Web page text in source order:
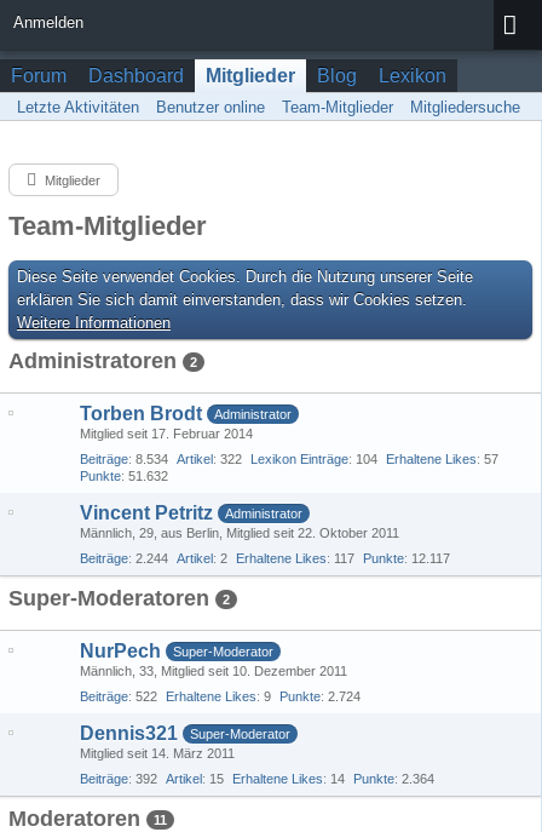
Anmelden
Forum Dashboard Mitglieder Blog Lexikon
Letzte Aktivitäten Benutzer online Team-Mitglieder Mitgliedersuche
Mitglieder
Team-Mitglieder
Diese Seite verwendet Cookies. Durch die Nutzung unserer Seite
erklären Sie sich damit einverstanden, dass wir Cookies setzen.
Weitere Informationen
Administratoren 2
Torben Brodt
Administrator
Mitglied seit 17. Februar 2014
Beiträge 8.534 Artikel 322 Lexikon Einträge 104 Erhaltene Likes 57
Punkte 51.632
Vincent Petritz
Administrator
Männlich 29 aus Berlin Mitglied seit 22. Oktober 2011
Beiträge 2.244 Artikel 2 Erhaltene Likes 117 Punkte 12.117
Super-Moderatoren 2
NurPech
Super-Moderator
Männlich 33 Mitglied seit 10. Dezember 2011
Beiträge 522 Erhaltene Likes 9 Punkte 2.724
Dennis321
Super-Moderator
Mitglied seit 14. März 2011
Beiträge 392 Artikel 15 Erhaltene Likes 14 Punkte 2.364
Moderatoren 11